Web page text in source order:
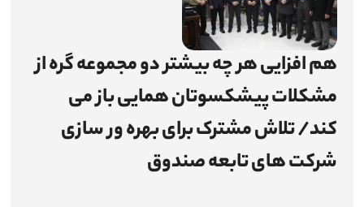
میزخدمت
چندرسانه‌ای
شرکت‌ها
آمار و اطلاعات
هم افزایی هر چه بیشتر دو مجموعه گره از
مشکلات پیشکسوتان همایی باز می
کند/ تلاش مشترک برای بهره ور سازی
شرکت های تابعه صندوق